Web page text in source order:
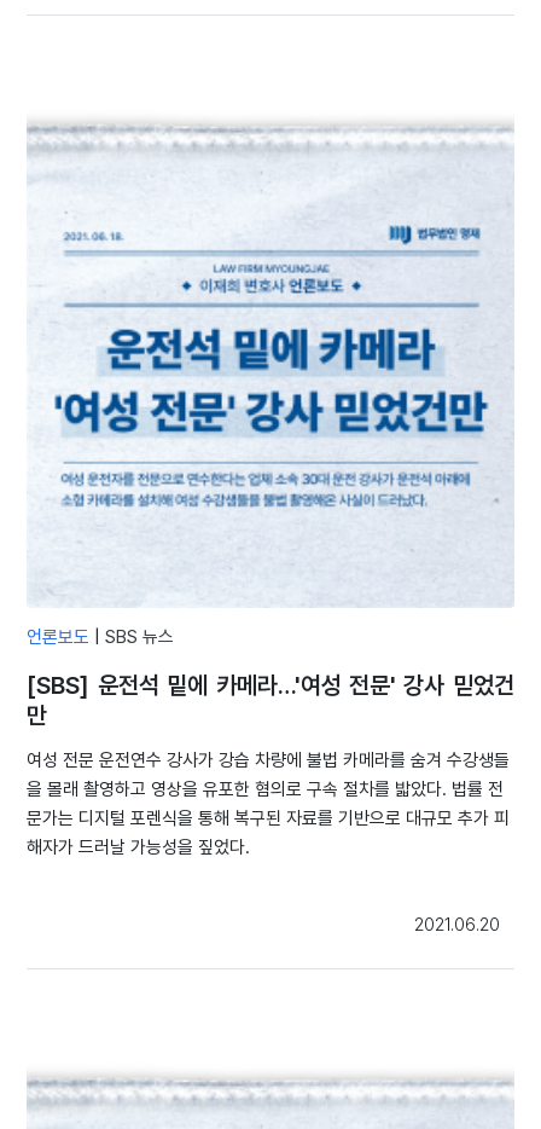
언론보도 |SBS 뉴스
[SBS] 운전석 밑에 카메라…'여성 전문' 강사 믿었건
만
여성 전문 운전연수 강사가 강습 차량에 불법 카메라를 숨겨 수강생들
을 몰래 촬영하고 영상을 유포한 혐의로 구속 절차를 밟았다. 법률 전
문가는 디지털 포렌식을 통해 복구된 자료를 기반으로 대규모 추가 피
해자가 드러날 가능성을 짚었다.
2021.06.20